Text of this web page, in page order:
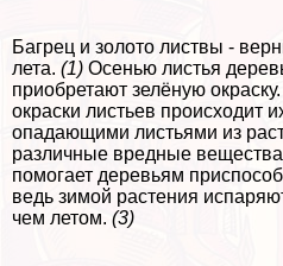
Багрец и золото листвы -
лета. (1) Осенью листья
приобретают зелёную окраску.
окраски листьев происходит
опадающими листьями из
различные вредные
помогает деревьям
ведь зимой растения
чем летом. (3)